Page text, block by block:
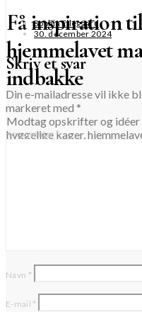
Få inspiration
hjemmelavet
indbakke
Modtag opskrifter og idéer
hyggelige kager,
Når du krydser af i dette
websitets privatlivspolitik
Sophia Ellegaard
30. december 2024
Skriv et svar
Din e-mailadresse vil ikke
markeret med *
Kommentar *
Navn *
E-mail *